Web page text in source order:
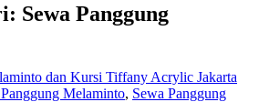
Sewa Panggung
Melaminto, Sewa Panggung